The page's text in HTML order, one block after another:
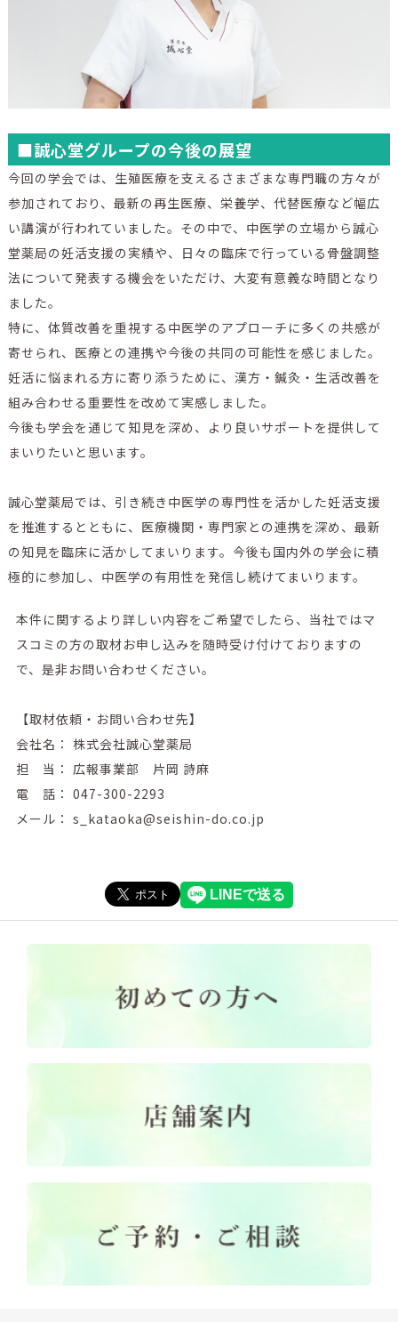
■誠心堂グループの今後の展望
今回の学会では、生殖医療を支えるさまざまな専門職の方々が
参加されており、最新の再生医療、栄養学、代替医療など幅広
い講演が行われていました。その中で、中医学の立場から誠心
堂薬局の妊活支援の実績や、日々の臨床で行っている骨盤調整
法について発表する機会をいただけ、大変有意義な時間となり
ました。
特に、体質改善を重視する中医学のアプローチに多くの共感が
寄せられ、医療との連携や今後の共同の可能性を感じました。
妊活に悩まれる方に寄り添うために、漢方・鍼灸・生活改善を
組み合わせる重要性を改めて実感しました。
今後も学会を通じて知見を深め、より良いサポートを提供して
まいりたいと思います。
誠心堂薬局では、引き続き中医学の専門性を活かした妊活支援
を推進するとともに、医療機関・専門家との連携を深め、最新
の知見を臨床に活かしてまいります。今後も国内外の学会に積
極的に参加し、中医学の有用性を発信し続けてまいります。
本件に関するより詳しい内容をご希望でしたら、当社ではマ
スコミの方の取材お申し込みを随時受け付けておりますの
で、是非お問い合わせください。
【取材依頼・お問い合わせ先】
会社名： 株式会社誠心堂薬局
担 当： 広報事業部 片岡 詩麻
電 話： 047-300-2293
メール： s_kataoka@seishin-do.co.jp